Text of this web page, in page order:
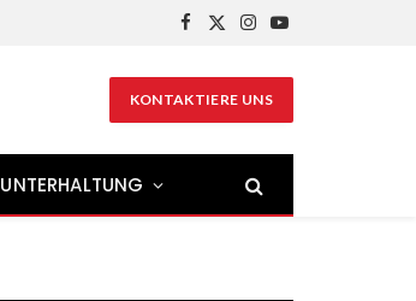
Facebook
X
Instagram
YouTube
KONTAKTIERE UNS
UNTERHALTUNG